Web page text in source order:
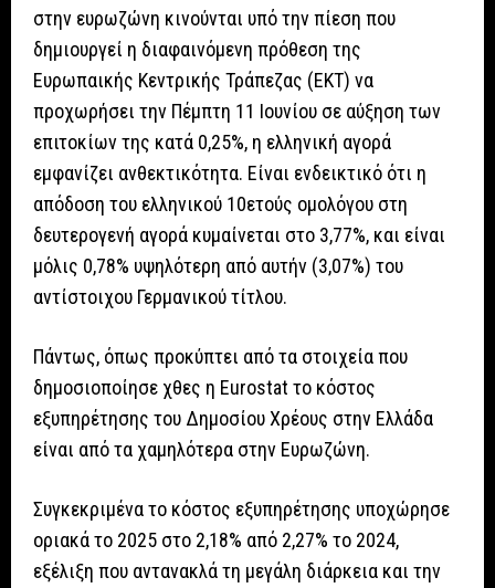
στην ευρωζώνη κινούνται υπό την πίεση που
δημιουργεί η διαφαινόμενη πρόθεση της
Ευρωπαικής Κεντρικής Τράπεζας (ΕΚΤ) να
προχωρήσει την Πέμπτη 11 Ιουνίου σε αύξηση των
επιτοκίων της κατά 0,25%, η ελληνική αγορά
εμφανίζει ανθεκτικότητα. Είναι ενδεικτικό ότι η
απόδοση του ελληνικού 10ετούς ομολόγου στη
δευτερογενή αγορά κυμαίνεται στο 3,77%, και είναι
μόλις 0,78% υψηλότερη από αυτήν (3,07%) του
αντίστοιχου Γερμανικού τίτλου.
Πάντως, όπως προκύπτει από τα στοιχεία που
δημοσιοποίησε χθες η Eurostat το κόστος
εξυπηρέτησης του Δημοσίου Χρέους στην Ελλάδα
είναι από τα χαμηλότερα στην Ευρωζώνη.
Συγκεκριμένα το κόστος εξυπηρέτησης υποχώρησε
οριακά το 2025 στο 2,18% από 2,27% το 2024,
εξέλιξη που αντανακλά τη μεγάλη διάρκεια και την